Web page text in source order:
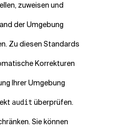
zuweisen und
der Umgebung
Zu diesen Standards
Korrekturen
Ihrer Umgebung
audit überprüfen.
Sie können